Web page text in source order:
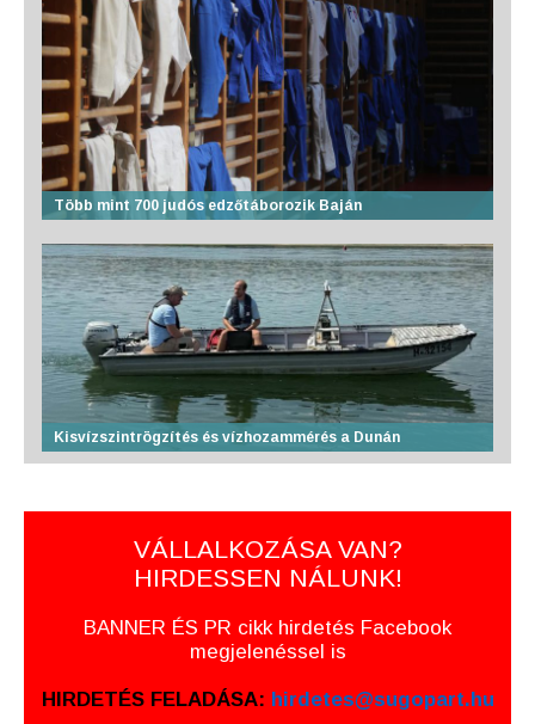
Több mint 700 judós edzőtáborozik Baján
Kisvízszintrögzítés és vízhozammérés a Dunán
VÁLLALKOZÁSA VAN?
HIRDESSEN NÁLUNK!
BANNER ÉS PR cikk hirdetés Facebook
megjelenéssel is
HIRDETÉS FELADÁSA: hirdetes@sugopart.hu